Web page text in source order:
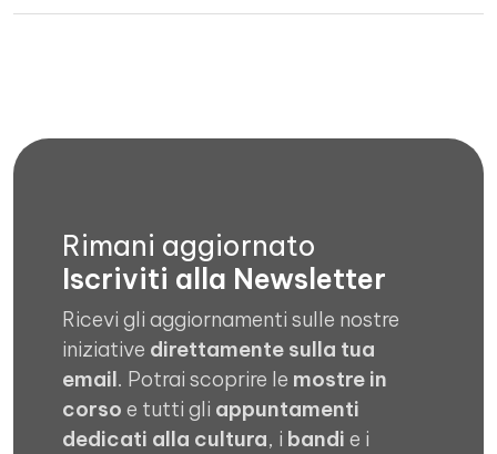
Rimani aggiornato
Iscriviti alla Newsletter
Ricevi gli aggiornamenti sulle nostre
iniziative direttamente sulla tua
email. Potrai scoprire le mostre in
corso e tutti gli appuntamenti
dedicati alla cultura, i bandi e i